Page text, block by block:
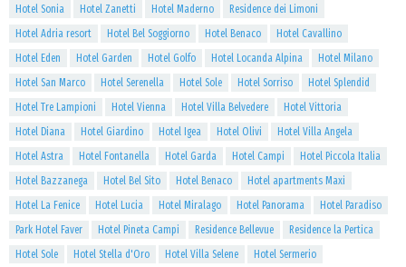
Hotel Sonia
Hotel Zanetti Hotel Maderno
Residence dei Limoni
Hotel Adria resort
Hotel Bel Soggiorno Hotel Benaco
Hotel Cavallino
Hotel Eden
Hotel Garden Hotel Golfo Hotel Locanda Alpina
Hotel Milano
Hotel San Marco
Hotel Serenella Hotel Sole Hotel Sorriso
Hotel Splendid
Hotel Tre Lampioni
Hotel Vienna Hotel Villa Belvedere
Hotel Vittoria
Hotel Diana
Hotel Giardino Hotel Igea Hotel Olivi
Hotel Villa Angela
Hotel Astra
Hotel Fontanella Hotel Garda Hotel Campi
Hotel Piccola Italia
Hotel Bazzanega
Hotel Bel Sito Hotel Benaco
Hotel apartments Maxi
Hotel La Fenice
Hotel Lucia Hotel Miralago Hotel Panorama
Hotel Paradiso
Park Hotel Faver
Hotel Pineta Campi Residence Bellevue
Residence la Pertica
Hotel Sole
Hotel Stella d'Oro Hotel Villa Selene
Hotel Sermerio